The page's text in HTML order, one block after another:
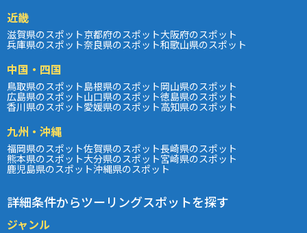
近畿
滋賀県のスポット京都府のスポット大阪府のスポット
兵庫県のスポット奈良県のスポット和歌山県のスポット
中国・四国
鳥取県のスポット島根県のスポット岡山県のスポット
広島県のスポット山口県のスポット徳島県のスポット
香川県のスポット愛媛県のスポット高知県のスポット
九州・沖縄
福岡県のスポット佐賀県のスポット長崎県のスポット
熊本県のスポット大分県のスポット宮崎県のスポット
鹿児島県のスポット沖縄県のスポット
詳細条件からツーリングスポットを探す
ジャンル